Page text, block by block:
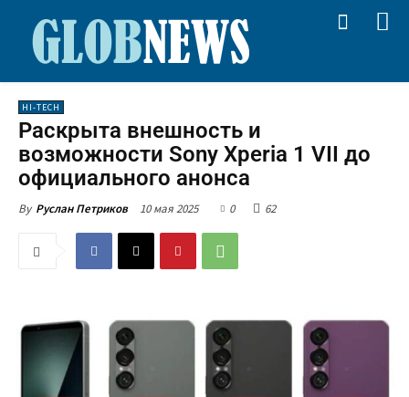
HI-TECH
Раскрыта внешность и
возможности Sony Xperia 1 VII до
официального анонса
By Руслан Петриков 10 мая 2025 0 62